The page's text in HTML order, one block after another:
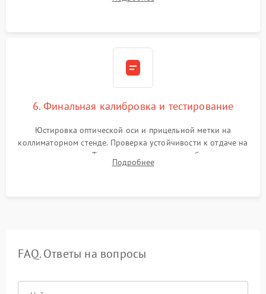
осушенным азотом для предотвращения запотевания оптики
6. Финальная калибровка и тестирование
Юстировка оптической оси и прицельной метки на
коллиматорном стенде. Проверка устойчивости к отдаче на
ударном стенде. Тестирование качества изображения в
темноте, дальности обнаружения и корректной работы всех
Подробнее
FAQ. Ответы на вопросы